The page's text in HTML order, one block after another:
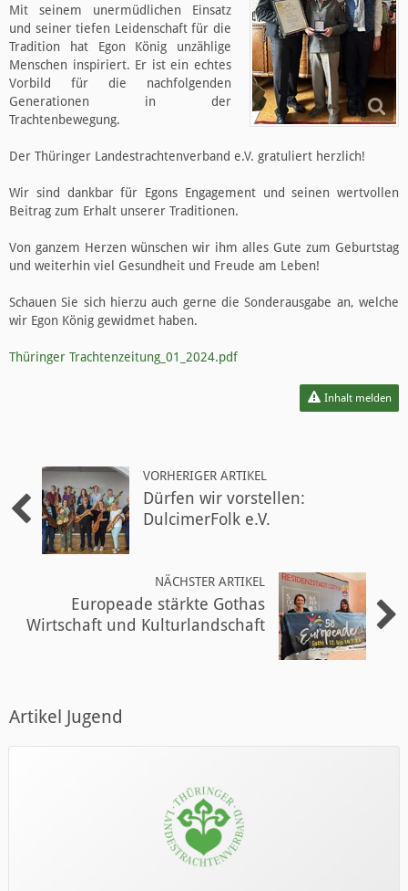
Mit seinem unermüdlichen Einsatz
und seiner tiefen Leidenschaft für die
Tradition hat Egon König unzählige
Menschen inspiriert. Er ist ein echtes
Vorbild für die nachfolgenden
Generationen in der
Trachtenbewegung.
Der Thüringer Landestrachtenverband e.V. gratuliert herzlich!
Wir sind dankbar für Egons Engagement und seinen wertvollen
Beitrag zum Erhalt unserer Traditionen.
Von ganzem Herzen wünschen wir ihm alles Gute zum Geburtstag
und weiterhin viel Gesundheit und Freude am Leben!
Schauen Sie sich hierzu auch gerne die Sonderausgabe an, welche
wir Egon König gewidmet haben.
Thüringer Trachtenzeitung_01_2024.pdf
Inhalt melden
VORHERIGER ARTIKEL
Dürfen wir vorstellen:
DulcimerFolk e.V.
NÄCHSTER ARTIKEL
Europeade stärkte Gothas
Wirtschaft und Kulturlandschaft
Artikel Jugend